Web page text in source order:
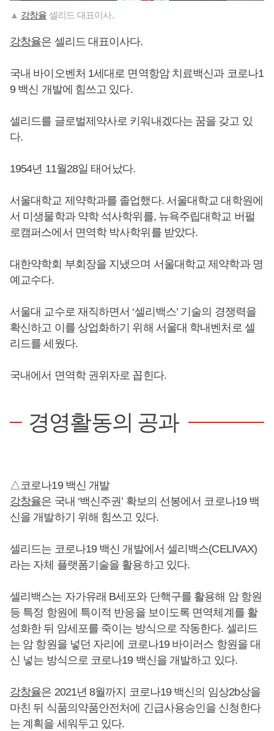
▲ 강창율 셀리드 대표이사.
강창율은 셀리드 대표이사다.
국내 바이오벤처 1세대로 면역항암 치료백신과 코로나1
9 백신 개발에 힘쓰고 있다.
셀리드를 글로벌제약사로 키워내겠다는 꿈을 갖고 있
다.
1954년 11월28일 태어났다.
서울대학교 제약학과를 졸업했다. 서울대학교 대학원에
서 미생물학과 약학 석사학위를, 뉴욕주립대학교 버펄
로캠퍼스에서 면역학 박사학위를 받았다.
대한약학회 부회장을 지냈으며 서울대학교 제약학과 명
예교수다.
서울대 교수로 재직하면서 ‘셀리백스’ 기술의 경쟁력을
확신하고 이를 상업화하기 위해 서울대 학내벤처로 셀
리드를 세웠다.
국내에서 면역학 권위자로 꼽힌다.
경영활동의 공과
△코로나19 백신 개발
강창율은 국내 ‘백신주권’ 확보의 선봉에서 코로나19 백
신을 개발하기 위해 힘쓰고 있다.
셀리드는 코로나19 백신 개발에서 셀리백스(CELIVAX)
라는 자체 플랫폼기술을 활용하고 있다.
셀리백스는 자가유래 B세포와 단핵구를 활용해 암 항원
등 특정 항원에 특이적 반응을 보이도록 면역체계를 활
성화한 뒤 암세포를 죽이는 방식으로 작동한다. 셀리드
는 암 항원을 넣던 자리에 코로나19 바이러스 항원을 대
신 넣는 방식으로 코로나19 백신을 개발하고 있다.
강창율은 2021년 8월까지 코로나19 백신의 임상2b상을
마친 뒤 식품의약품안전처에 긴급사용승인을 신청한다
는 계획을 세워두고 있다.